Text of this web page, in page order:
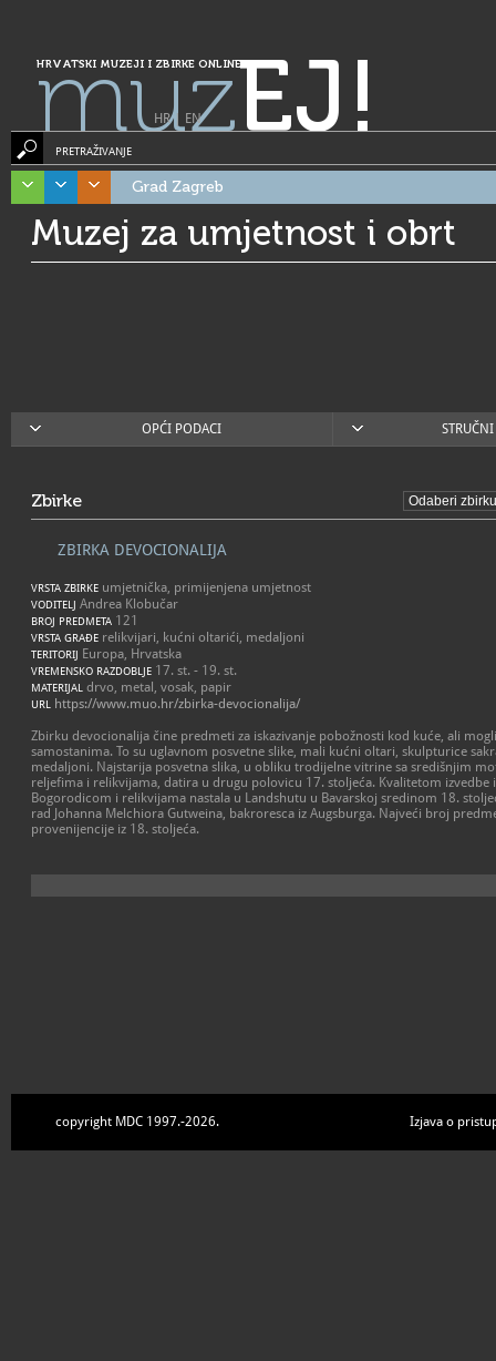
HRVATSKI MUZEJI I ZBIRKE ONLINE
muzEJ!
HR| EN
PRETRAŽIVANJE
Grad Zagreb
Muzej za umjetnost i obrt
OPĆI PODACI
Zbirke
ZBIRKA DEVOCIONALIJA
VRSTA ZBIRKE umjetnička, primijenjena umjetnost
VODITELJ Andrea Klobučar
BROJ PREDMETA 121
VRSTA GRAĐE relikvijari, kućni oltarići, medaljoni
TERITORIJ Europa, Hrvatska
VREMENSKO RAZDOBLJE 17. st. - 19. st.
MATERIJAL drvo, metal, vosak, papir
URL https://www.muo.hr/zbirka-devocionalija/
Zbirku devocionalija čine predmeti za iskazivanje pobožnosti kod kuće, ali
samostanima. To su uglavnom posvetne slike, mali kućni oltari, skulpturice
medaljoni. Najstarija posvetna slika, u obliku trodijelne vitrine sa središnjim
reljefima i relikvijama, datira u drugu polovicu 17. stoljeća. Kvalitetom izvedbe
Bogorodicom i relikvijama nastala u Landshutu u Bavarskoj sredinom 18.
rad Johanna Melchiora Gutweina, bakroresca iz Augsburga. Najveći broj
provenijencije iz 18. stoljeća.
copyright MDC 1997.-2026. Izjava o